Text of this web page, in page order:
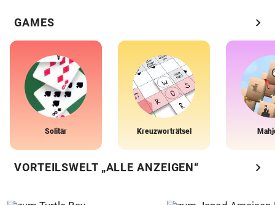
GAMES chevron_right
Solitär Kreuzworträtsel
VORTEILSWELT „ALLE ANZEIGEN“ chevron_right